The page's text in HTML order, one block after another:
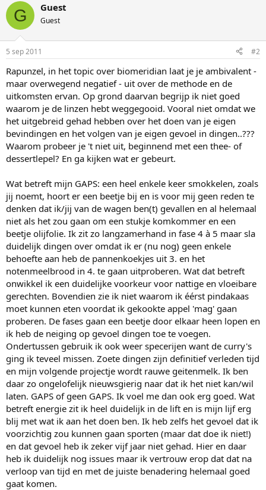
G Guest
Guest
5 sep 2011 #2
Rapunzel, in het topic over biomeridian laat je je ambivalent -
maar overwegend negatief - uit over de methode en de
uitkomsten ervan. Op grond daarvan begrijp ik niet goed
waarom je de linzen hebt weggegooid. Vooral niet omdat we
het uitgebreid gehad hebben over het doen van je eigen
bevindingen en het volgen van je eigen gevoel in dingen..???
Waarom probeer je 't niet uit, beginnend met een thee- of
dessertlepel? En ga kijken wat er gebeurt.
Wat betreft mijn GAPS: een heel enkele keer smokkelen, zoals
jij noemt, hoort er een beetje bij en is voor mij geen reden te
denken dat ik/jij van de wagen ben(t) gevallen en al helemaal
niet als het zou gaan om een stukje komkommer en een
beetje olijfolie. Ik zit zo langzamerhand in fase 4 à 5 maar sla
duidelijk dingen over omdat ik er (nu nog) geen enkele
behoefte aan heb de pannenkoekjes uit 3. en het
notenmeelbrood in 4. te gaan uitproberen. Wat dat betreft
onwikkel ik een duidelijke voorkeur voor nattige en vloeibare
gerechten. Bovendien zie ik niet waarom ik éérst pindakaas
moet kunnen eten voordat ik gekookte appel 'mag' gaan
proberen. De fases gaan een beetje door elkaar heen lopen en
ik heb de neiging op gevoel dingen toe te voegen.
Ondertussen gebruik ik ook weer specerijen want de curry's
ging ik teveel missen. Zoete dingen zijn definitief verleden tijd
en mijn volgende projectje wordt rauwe geitenmelk. Ik ben
daar zo ongelofelijk nieuwsgierig naar dat ik het niet kan/wil
laten. GAPS of geen GAPS. Ik voel me dan ook erg goed. Wat
betreft energie zit ik heel duidelijk in de lift en is mijn lijf erg
blij met wat ik aan het doen ben. Ik heb zelfs het gevoel dat ik
voorzichtig zou kunnen gaan sporten (maar dat doe ik niet!)
en dat gevoel heb ik zeker vijf jaar niet gehad. Hier en daar
heb ik duidelijk nog issues maar ik vertrouw erop dat dat na
verloop van tijd en met de juiste benadering helemaal goed
gaat komen.